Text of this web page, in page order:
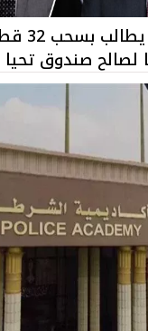
توفيق
لصالح صندوق